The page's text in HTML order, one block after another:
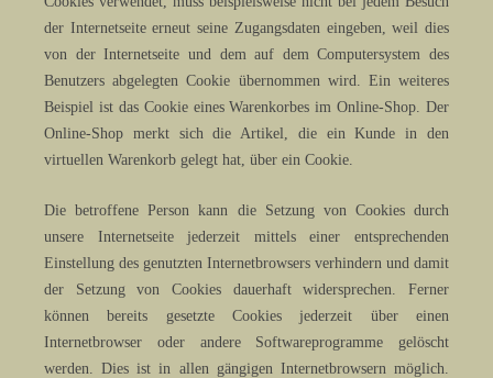
der Internetseite erneut seine Zugangsdaten eingeben, weil dies
von der Internetseite und dem auf dem Computersystem des
Benutzers abgelegten Cookie übernommen wird. Ein weiteres
Beispiel ist das Cookie eines Warenkorbes im Online-Shop. Der
Online-Shop merkt sich die Artikel, die ein Kunde in den
virtuellen Warenkorb gelegt hat, über ein Cookie.
Die betroffene Person kann die Setzung von Cookies durch
unsere Internetseite jederzeit mittels einer entsprechenden
Einstellung des genutzten Internetbrowsers verhindern und damit
der Setzung von Cookies dauerhaft widersprechen. Ferner
können bereits gesetzte Cookies jederzeit über einen
Internetbrowser oder andere Softwareprogramme gelöscht
werden. Dies ist in allen gängigen Internetbrowsern möglich.